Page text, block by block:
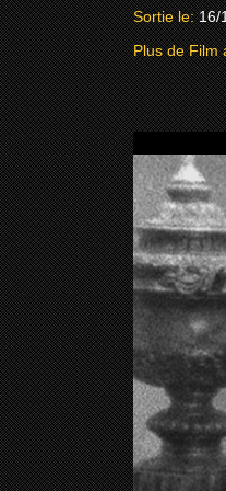
Sortie le: 16/
Plus de Film